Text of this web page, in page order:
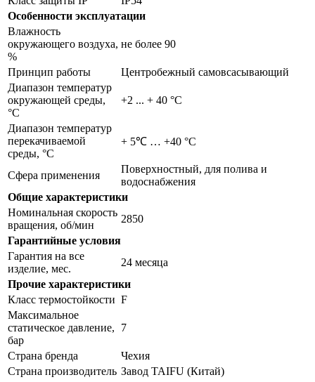
Особенности эксплуатации
Влажность
окружающего воздуха,
%
не более 90
Принцип работы
Центробежный самовсасывающий
Диапазон температур
окружающей среды,
°С
+2 ... + 40 °C
Диапазон температур
перекачиваемой
среды, °С
+ 5℃ … +40 °С
Сфера применения
Поверхностный, для полива и
водоснабжения
Общие характеристики
Номинальная скорость
вращения, об/мин
2850
Гарантийные условия
Гарантия на все
изделие, мес.
24 месяца
Прочие характеристики
Класс термостойкости F
Максимальное
статическое давление,
бар
7
Страна бренда
Чехия
Страна производитель Завод TAIFU (Китай)